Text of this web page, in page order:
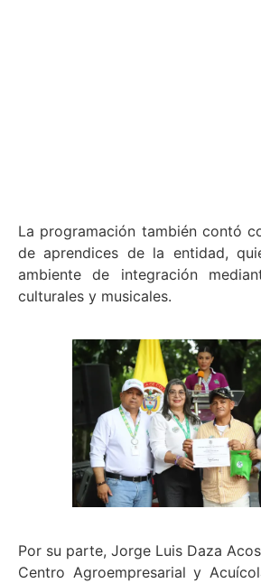
La programación también contó
de aprendices de la entidad,
ambiente de integración
culturales y musicales.
Por su parte, Jorge Luis Daza
Centro Agroempresarial y